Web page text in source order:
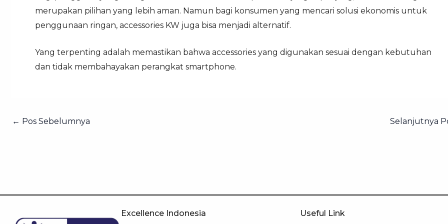
merupakan pilihan yang lebih aman. Namun bagi konsumen yang mencari solusi ekonomis untuk
penggunaan ringan, accessories KW juga bisa menjadi alternatif.
Yang terpenting adalah memastikan bahwa accessories yang digunakan sesuai dengan kebutuhan
dan tidak membahayakan perangkat smartphone.
← Pos Sebelumnya Selanjutnya
Excellence Indonesia Useful Link